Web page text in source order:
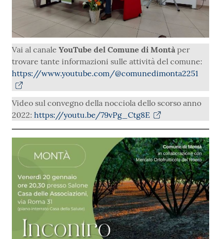
Vai al canale YouTube del Comune di Montà per
trovare tante informazioni sulle attività del comune:
https://www.youtube.com/@comunedimonta2251
Video sul convegno della nocciola dello scorso anno
2022: https://youtu.be/79vPg_Ctg8E